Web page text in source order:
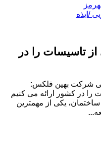
/ایذه
تاسیسات را در
شرکت بهین فلکس:
را در کشور ارائه می کنیم
یکی از مهمترین